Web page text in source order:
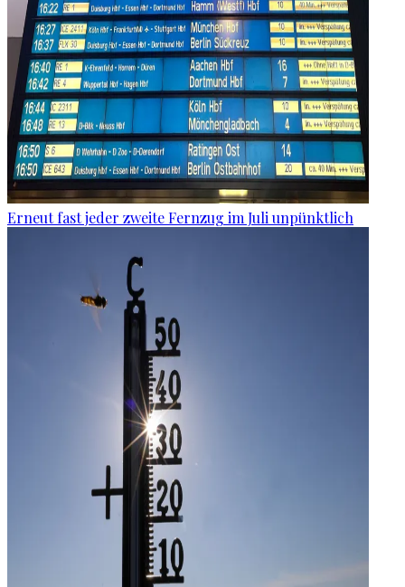
Erneut fast jeder zweite Fernzug im Juli unpünktlich